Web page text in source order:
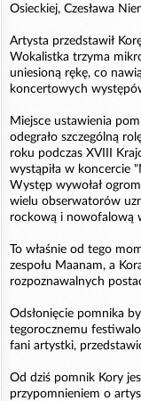
Osieckiej, Czesława
Artysta przedstawił
Wokalistka trzyma
uniesioną rękę, co
koncertowych
Miejsce ustawienia
odegrało szczególną
roku podczas XVIII
wystąpiła w koncercie
Występ wywołał
wielu obserwatorów
rockową i nowofalową
To właśnie od tego
zespołu Maanam, a
rozpoznawalnych
Odsłonięcie pomnika
tegorocznemu
fani artystki,
Od dziś pomnik Kory
przypomnieniem o